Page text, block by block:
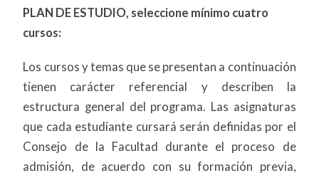
PLAN DE ESTUDIO, seleccione mínimo cuatro
cursos:
Los cursos y temas que se presentan a continuación
tienen carácter referencial y describen la
estructura general del programa. Las asignaturas
que cada estudiante cursará serán definidas por el
Consejo de la Facultad durante el proceso de
admisión, de acuerdo con su formación previa,